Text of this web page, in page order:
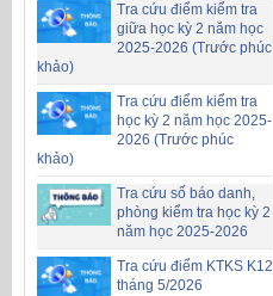
Tra cứu điểm kiểm tra
giữa học kỳ 2 năm học
2025-2026 (Trước phúc
khảo)
Tra cứu điểm kiểm tra
học kỳ 2 năm học 2025-
2026 (Trước phúc
khảo)
Tra cứu số báo danh,
phòng kiểm tra học kỳ 2
năm học 2025-2026
Tra cứu điểm KTKS K12
tháng 5/2026